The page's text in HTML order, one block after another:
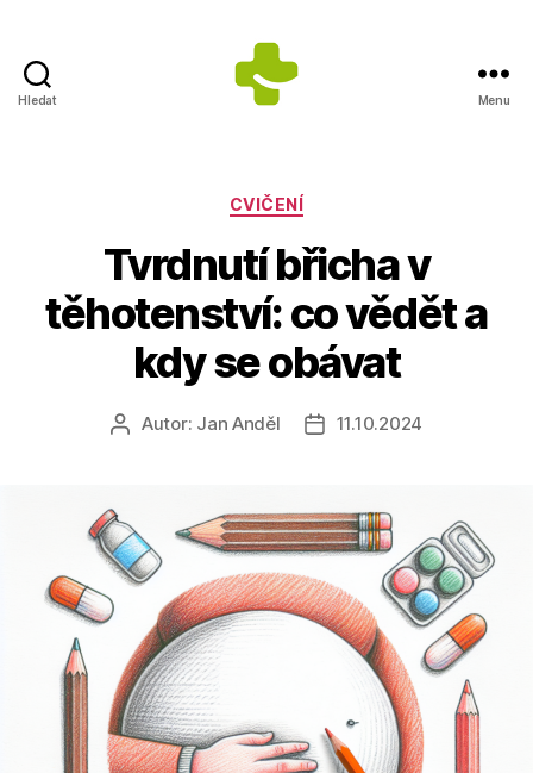
Hledat
s.r.o.
-
Výrobce
doplňků
stravy
Menu
Rubriky
CVIČENÍ
Tvrdnutí břicha v
těhotenství: co vědět a
kdy se obávat
AutorAutor: Jan Anděl
Datum
11.10.2024